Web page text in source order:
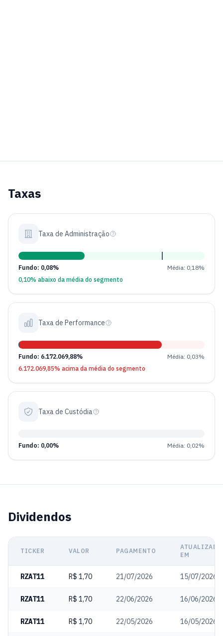
Taxas
Taxa de Administração
Fundo: 0,08%
Média: 0,18%
0,10% abaixo da média do segmento
Taxa de Performance
Fundo: 6.172.069,88%
Média: 0,03%
6.172.069,85% acima da média do segmento
Taxa de Custódia
Fundo: 0,00% Média: 0,02%
Dividendos
TICKER VALOR PAGAMENTO
ATUALIZADO
EM
RZAT11 R$ 1,70 21/07/2026 15/07/2026
RZAT11 R$ 1,70 22/06/2026 16/06/2026
RZAT11 R$ 1,70 22/05/2026 16/05/2026